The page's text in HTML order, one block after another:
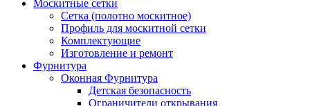
Москитные сетки
Сетка (полотно москитное)
Профиль для москитной сетки
Комплектующие
Изготовление и ремонт
Фурнитура
Оконная Фурнитура
Детская безопасность
Ограничители открывания